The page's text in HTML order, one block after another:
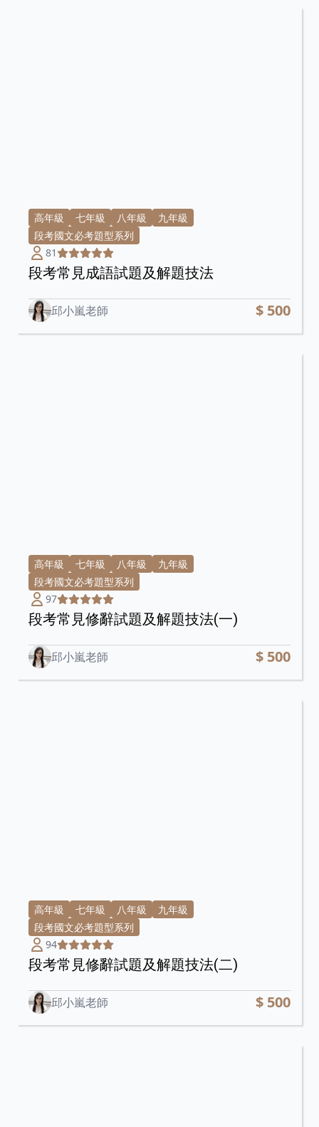
高年級 七年級 八年級
九年級
段考國文必考題型系列
81
段考常見成語試題及解題技法
邱小嵐老師 $ 500
高年級 七年級 八年級
九年級
段考國文必考題型系列
97
段考常見修辭試題及解題技法(一)
邱小嵐老師 $ 500
高年級 七年級 八年級
九年級
段考國文必考題型系列
94
段考常見修辭試題及解題技法(二)
邱小嵐老師 $ 500